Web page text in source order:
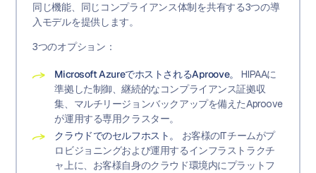
同じ機能、同じコンプライアンス体制を共有する3つの導
入モデルを提供します。
3つのオプション：
Microsoft AzureでホストされるAproove。
HIPAAに
準拠した制御、継続的なコンプライアンス証拠収
集、マルチリージョンバックアップを備えたAproove
が運用する専用クラスター。
クラウドでのセルフホスト。
お客様のITチームがプ
ロビジョニングおよび運用するインフラストラクチ
ャ上に、お客様自身のクラウド環境内にプラットフ